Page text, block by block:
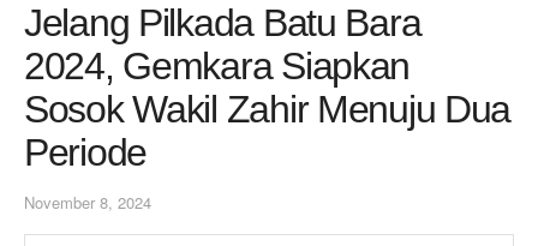
Jelang Pilkada Batu Bara
2024, Gemkara Siapkan
Sosok Wakil Zahir Menuju Dua
Periode
November 8, 2024